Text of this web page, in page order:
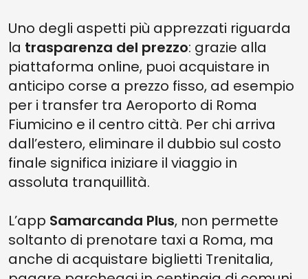
Uno degli aspetti più apprezzati riguarda
la trasparenza del prezzo: grazie alla
piattaforma online, puoi acquistare in
anticipo corse a prezzo fisso, ad esempio
per i transfer tra Aeroporto di Roma
Fiumicino e il centro città. Per chi arriva
dall’estero, eliminare il dubbio sul costo
finale significa iniziare il viaggio in
assoluta tranquillità.
L’app Samarcanda Plus, non permette
soltanto di prenotare taxi a Roma, ma
anche di acquistare biglietti Trenitalia,